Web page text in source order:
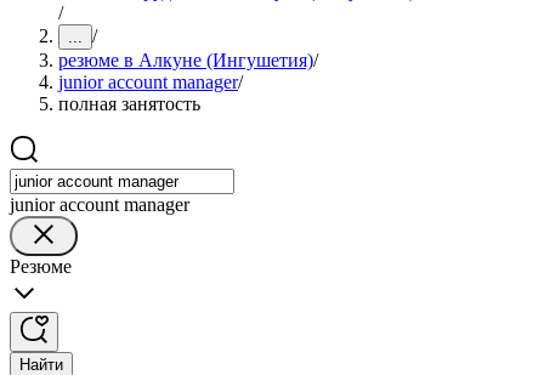
/
... /
резюме в Алкуне (Ингушетия)/
junior account manager/
полная занятость
junior account manager
Резюме
Найти